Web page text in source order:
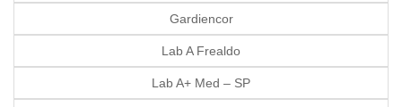
Gardiencor
Lab A Frealdo
Lab A+ Med – SP